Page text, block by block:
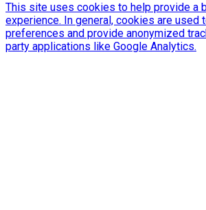
This site uses cookies to help provide a
experience. In general, cookies are used
preferences and provide anonymized
party applications like Google Analytics.